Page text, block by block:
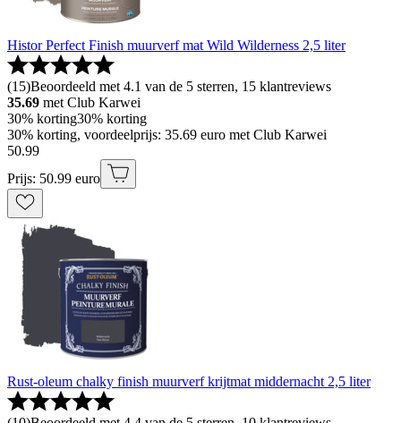
Histor Perfect Finish muurverf mat Wild Wilderness 2,5 liter
(15)Beoordeeld met 4.1 van de 5 sterren, 15 klantreviews
35.69 met Club Karwei
30% korting30% korting
30% korting, voordeelprijs: 35.69 euro met Club Karwei
50.99
Prijs: 50.99 euro
Rust-oleum chalky finish muurverf krijtmat middernacht 2,5 liter